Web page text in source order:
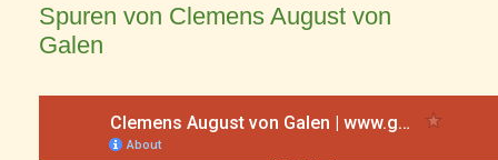
Spuren von Clemens August von
Galen